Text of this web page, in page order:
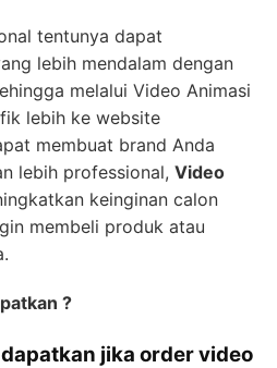
tentunya dapat
lebih mendalam dengan
melalui Video Animasi
lebih ke website
membuat brand Anda
lebih professional, Video
keinginan calon
membeli produk atau
?
jika order video